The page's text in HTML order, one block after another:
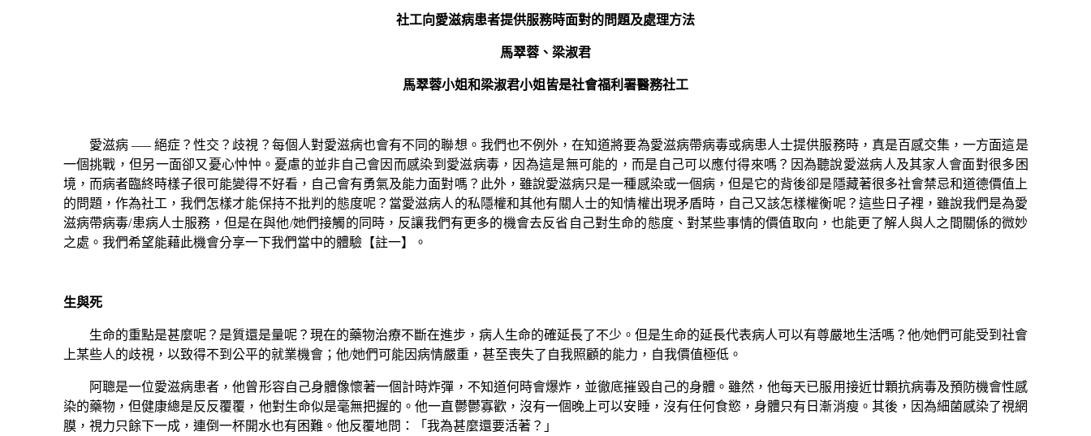
社工向愛滋病患者提供服務時面對的問題及處理方法
馬翠蓉、梁淑君
馬翠蓉小姐和梁淑君小姐皆是社會福利署醫務社工
愛滋病 –––絕症？性交？歧視？每個人對愛滋病也會有不同的聯想。我們也不例外，在知道將要為愛滋病帶病毒或病患人士提供服務時，真是百感交集，一方面這是
一個挑戰，但另一面卻又憂心忡忡。憂慮的並非自己會因而感染到愛滋病毒，因為這是無可能的，而是自己可以應付得來嗎？因為聽說愛滋病人及其家人會面對很多困
境，而病者臨終時樣子很可能變得不好看，自己會有勇氣及能力面對嗎？此外，雖說愛滋病只是一種感染或一個病，但是它的背後卻是隱藏著很多社會禁忌和道德價值上
的問題，作為社工，我們怎樣才能保持不批判的態度呢？當愛滋病人的私隱權和其他有關人士的知情權出現矛盾時，自己又該怎樣權衡呢？這些日子裡，雖說我們是為愛
滋病帶病毒/患病人士服務，但是在與他/她們接觸的同時，反讓我們有更多的機會去反省自己對生命的態度、對某些事情的價值取向，也能更了解人與人之間關係的微妙
之處。我們希望能藉此機會分享一下我們當中的體驗【註一】。
生與死
生命的重點是甚麼呢？是質還是量呢？現在的藥物治療不斷在進步，病人生命的確延長了不少。但是生命的延長代表病人可以有尊嚴地生活嗎？他/她們可能受到社會
上某些人的歧視，以致得不到公平的就業機會；他/她們可能因病情嚴重，甚至喪失了自我照顧的能力，自我價值極低。
阿聰是一位愛滋病患者，他曾形容自己身體像懷著一個計時炸彈，不知道何時會爆炸，並徹底摧毀自己的身體。雖然，他每天已服用接近廿顆抗病毒及預防機會性感
染的藥物，但健康總是反反覆覆，他對生命似是毫無把握的。他一直鬱鬱寡歡，沒有一個晚上可以安睡，沒有任何食慾，身體只有日漸消瘦。其後，因為細菌感染了視網
膜，視力只餘下一成，連倒一杯開水也有困難。他反覆地問：「我為甚麼還要活著？」